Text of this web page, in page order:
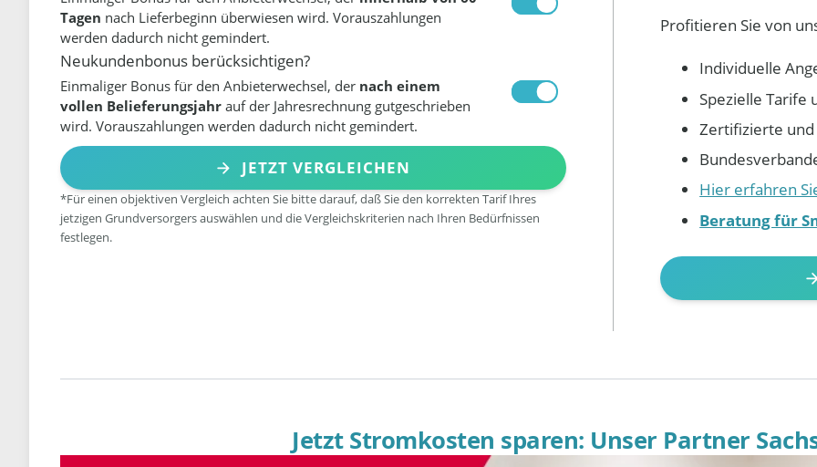
Tagen nach Lieferbeginn überwiesen wird. Vorauszahlungen
werden dadurch nicht gemindert.
Neukundenbonus berücksichtigen?
Einmaliger Bonus für den Anbieterwechsel, der nach einem
vollen Belieferungsjahr auf der Jahresrechnung gutgeschrieben
wird. Vorauszahlungen werden dadurch nicht gemindert.
JETZT VERGLEICHEN
*Für einen objektiven Vergleich achten Sie bitte darauf, daß Sie den korrekten Tarif Ihres
jetzigen Grundversorgers auswählen und die Vergleichskriterien nach Ihren Bedürfnissen
festlegen.
Profitieren Sie von
Individuelle
Spezielle
Zertifizierte und
Hier erfahren
Beratung für
Jetzt Stromkosten sparen: Unser Partner